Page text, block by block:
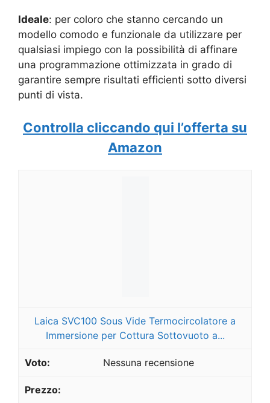
Ideale: per coloro che stanno cercando un
modello comodo e funzionale da utilizzare per
qualsiasi impiego con la possibilità di affinare
una programmazione ottimizzata in grado di
garantire sempre risultati efficienti sotto diversi
punti di vista.
Controlla cliccando qui l’offerta su
Amazon
Laica SVC100 Sous Vide Termocircolatore a
Immersione per Cottura Sottovuoto a...
Nessuna recensione